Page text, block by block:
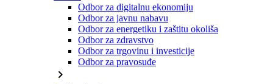
Odbor za digitalnu ekonomiju
Odbor za javnu nabavu
Odbor za energetiku i zaštitu okoliša
Odbor za zdravstvo
Odbor za trgovinu i investicije
Odbor za pravosuđe
chevron_right